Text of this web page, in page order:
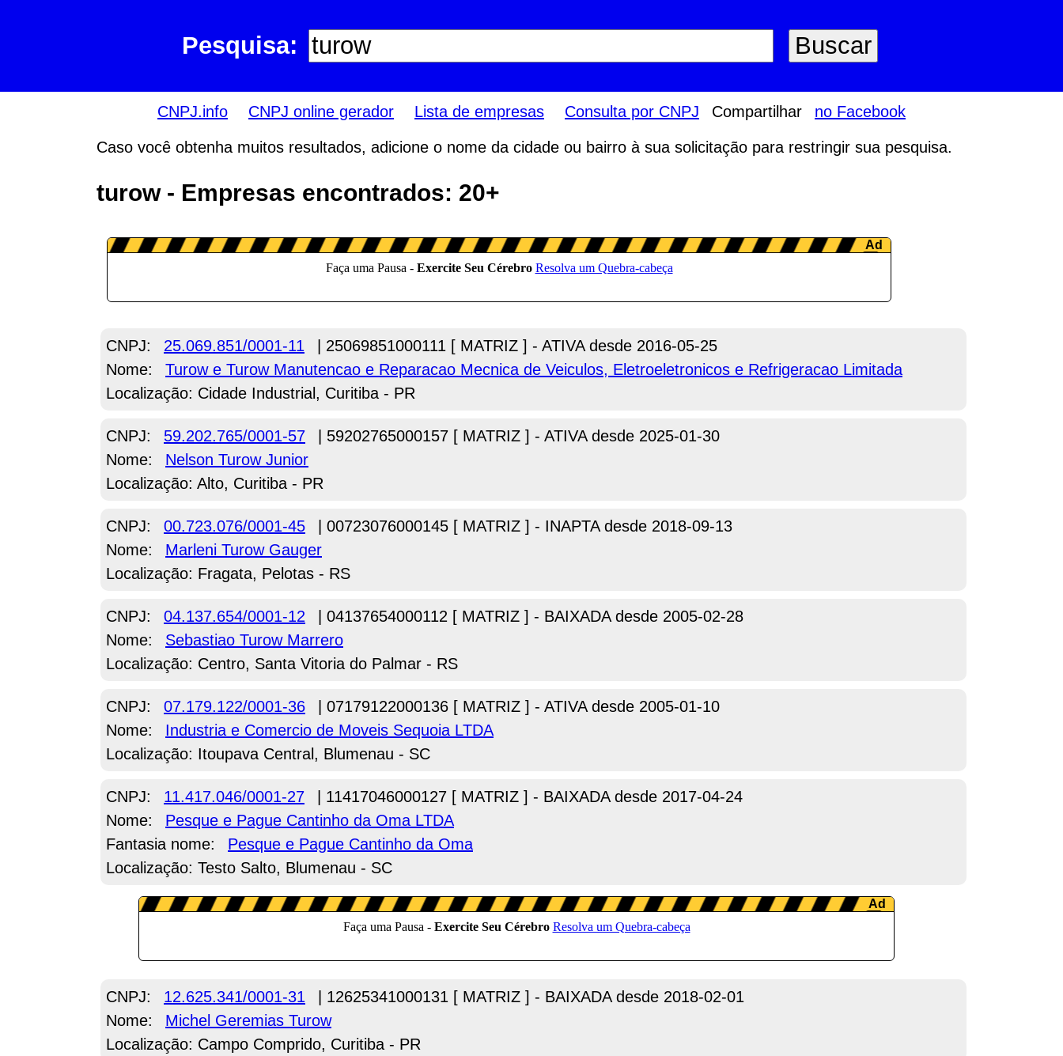
Pesquisa:
CNPJ.info CNPJ online gerador Lista de empresas Consulta por CNPJ Compartilhar no Facebook
Caso você obtenha muitos resultados, adicione o nome da cidade ou bairro à sua solicitação para restringir sua pesquisa.
turow - Empresas encontrados: 20+
CNPJ: 25.069.851/0001-11
| 25069851000111 [ MATRIZ ] - ATIVA desde 2016-05-25
Nome:
Turow e Turow Manutencao e Reparacao Mecnica de Veiculos, Eletroeletronicos e Refrigeracao Limitada
Localização: Cidade Industrial, Curitiba - PR
CNPJ: 59.202.765/0001-57
| 59202765000157 [ MATRIZ ] - ATIVA desde 2025-01-30
Nome:
Nelson Turow Junior
Localização: Alto, Curitiba - PR
CNPJ: 00.723.076/0001-45
| 00723076000145 [ MATRIZ ] - INAPTA desde 2018-09-13
Nome:
Marleni Turow Gauger
Localização: Fragata, Pelotas - RS
CNPJ: 04.137.654/0001-12
| 04137654000112 [ MATRIZ ] - BAIXADA desde 2005-02-28
Nome:
Sebastiao Turow Marrero
Localização: Centro, Santa Vitoria do Palmar - RS
CNPJ: 07.179.122/0001-36
| 07179122000136 [ MATRIZ ] - ATIVA desde 2005-01-10
Nome:
Industria e Comercio de Moveis Sequoia LTDA
Localização: Itoupava Central, Blumenau - SC
CNPJ: 11.417.046/0001-27
| 11417046000127 [ MATRIZ ] - BAIXADA desde 2017-04-24
Nome:
Pesque e Pague Cantinho da Oma LTDA
Fantasia nome:
Pesque e Pague Cantinho da Oma
Localização: Testo Salto, Blumenau - SC
CNPJ: 12.625.341/0001-31
| 12625341000131 [ MATRIZ ] - BAIXADA desde 2018-02-01
Nome:
Michel Geremias Turow
Localização: Campo Comprido, Curitiba - PR